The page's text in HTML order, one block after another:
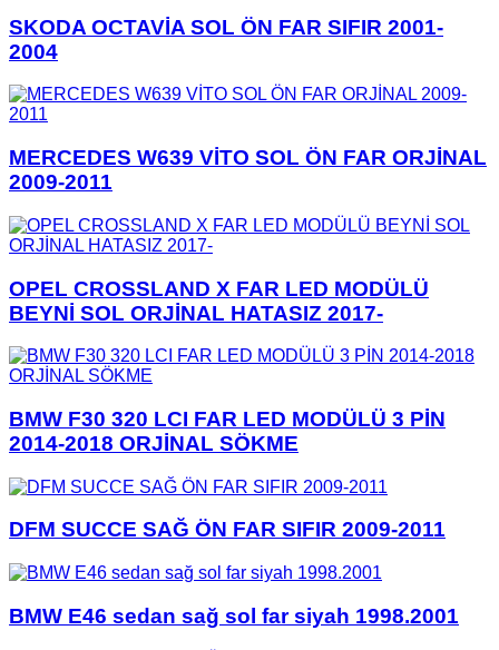
SKODA OCTAVİA SOL ÖN FAR SIFIR 2001-
2004
MERCEDES W639 VİTO SOL ÖN FAR ORJİNAL
2009-2011
OPEL CROSSLAND X FAR LED MODÜLÜ
BEYNİ SOL ORJİNAL HATASIZ 2017-
BMW F30 320 LCI FAR LED MODÜLÜ 3 PİN
2014-2018 ORJİNAL SÖKME
DFM SUCCE SAĞ ÖN FAR SIFIR 2009-2011
BMW E46 sedan sağ sol far siyah 1998.2001